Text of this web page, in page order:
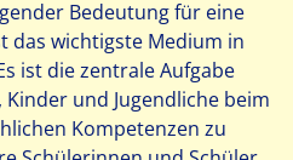
Bedeutung für eine
das wichtigste Medium in
ist die zentrale Aufgabe
und Jugendliche beim
Kompetenzen zu